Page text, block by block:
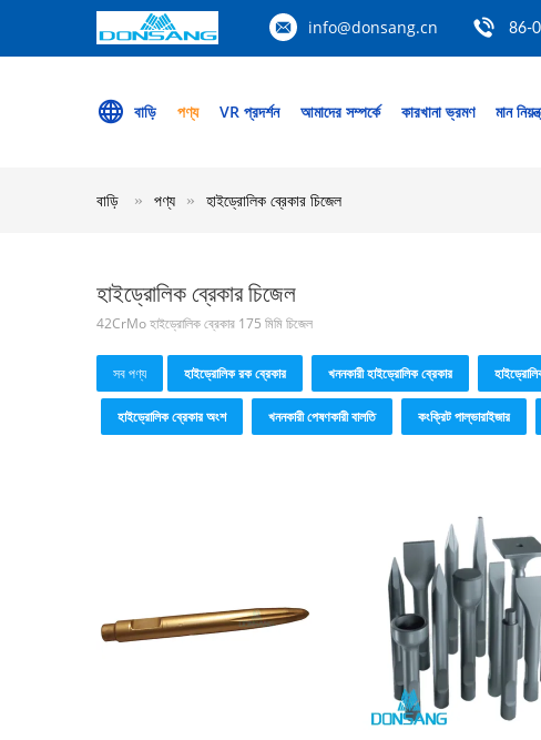
info@donsang.cn 86-
বাড়ি পণ্য VR প্রদর্শন আমাদের সম্পর্কে কারখানা ভ্রমণ মান
বাড়ি পণ্য হাইড্রোলিক ব্রেকার চিজেল
হাইড্রোলিক ব্রেকার চিজেল
42CrMo হাইড্রোলিক ব্রেকার 175 মিমি চিজেল
সব পণ্য হাইড্রোলিক রক ব্রেকার খননকারী হাইড্রোলিক ব্রেকার
হাইড্রোলিক ব্রেকার অংশ খননকারী পেষণকারী বালতি কংক্রিট পাল্ভারাইজার